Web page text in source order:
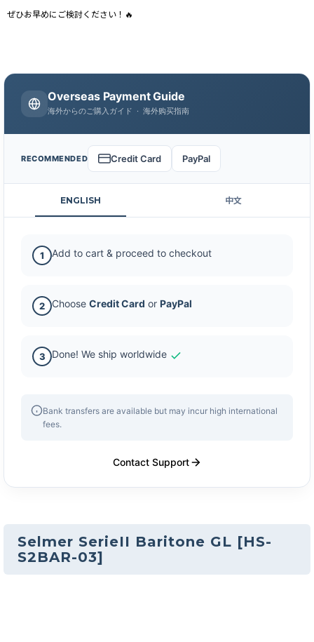
Selmer SerieII Baritone GL [HS-
S2BAR-03]
ぜひお早めにご検討ください！🔥
Overseas Payment Guide
海外からのご購入ガイド · 海外购买指南
RECOMMENDED Credit Card PayPal
ENGLISH 中文
1 Add to cart & proceed to checkout
2 Choose Credit Card or PayPal
3 Done! We ship worldwide
Bank transfers are available but may incur high international
fees.
Contact Support